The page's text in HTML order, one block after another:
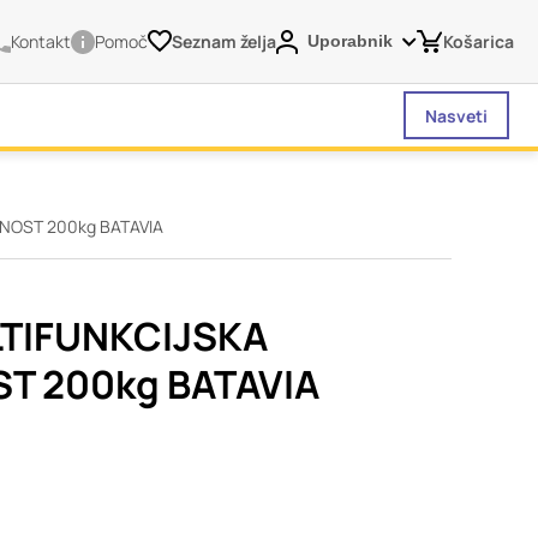
Kontakt Pomoč Seznam želja Uporabnik Košarica
Nasveti
200kg BATAVIA
200kg BATAVIA
brskalnika,
uporabniško
si ogledate več
na vašo uporabo